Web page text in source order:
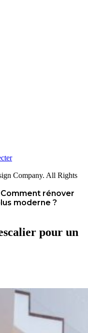
Company. All Rights
Comment rénover
moderne ?
pour un